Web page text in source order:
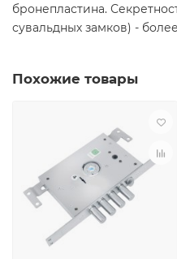
бронепластина.
сувальдных замков) -
Похожие товары